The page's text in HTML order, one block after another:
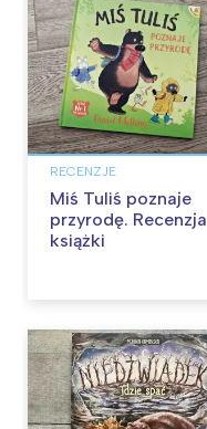
RECENZJE
Miś Tuliś poznaje
przyrodę. Recenzja
książki